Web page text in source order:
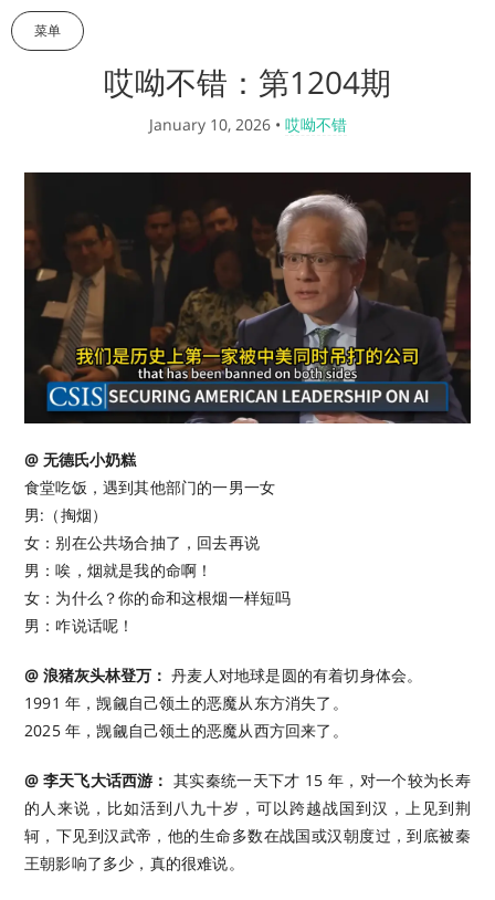
菜单
哎呦不错：第1204期
January 10, 2026 • 哎呦不错
@ 无德氏小奶糕
食堂吃饭，遇到其他部门的一男一女
男:（掏烟）
女：别在公共场合抽了，回去再说
男：唉，烟就是我的命啊！
女：为什么？你的命和这根烟一样短吗
男：咋说话呢！ ​​​
@ 浪猪灰头林登万： 丹麦人对地球是圆的有着切身体会。
1991 年，觊觎自己领土的恶魔从东方消失了。
2025 年，觊觎自己领土的恶魔从西方回来了。 ​​​
@ 李天飞大话西游： 其实秦统一天下才 15 年，对一个较为长寿
的人来说，比如活到八九十岁，可以跨越战国到汉，上见到荆
轲，下见到汉武帝，他的生命多数在战国或汉朝度过，到底被秦
王朝影响了多少，真的很难说。 ​​​